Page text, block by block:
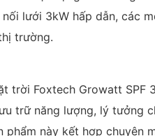
lưới 3kW hấp dẫn, các
trường.
trời Foxtech Growatt
trữ năng lượng, lý
này kết hợp